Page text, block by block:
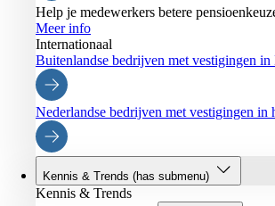
Help je medewerkers betere
Meer info
Internationaal
Buitenlandse bedrijven met vestigingen in
Nederlandse bedrijven met vestigingen in
Kennis & Trends (has submenu)
Kennis & Trends